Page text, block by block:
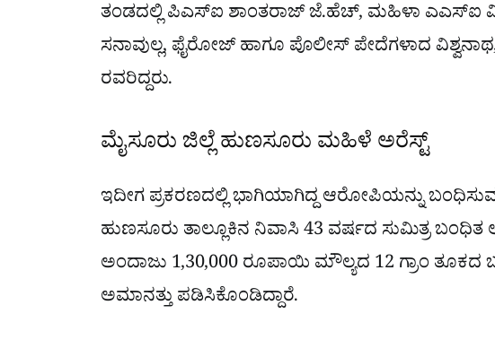
ತಂಡದಲ್ಲಿ ಪಿಎಸ್ಐ ಶಾಂತರಾಜ್ ಜೆ.ಹೆಚ್, ಮಹಿಳಾ ಎಎಸ್ಐ
ಸನಾವುಲ್ಲ, ಫೈರೋಜ್ ಹಾಗೂ ಪೊಲೀಸ್ ಪೇದೆಗಳಾದ
ರವರಿದ್ದರು.
ಮೈಸೂರು ಜಿಲ್ಲೆ ಹುಣಸೂರು ಮಹಿಳೆ ಅರೆಸ್ಟ್​
ಇದೀಗ ಪ್ರಕರಣದಲ್ಲಿ ಭಾಗಿಯಾಗಿದ್ದ ಆರೋಪಿಯನ್ನು
ಹುಣಸೂರು ತಾಲ್ಲೂಕಿನ ನಿವಾಸಿ 43 ವರ್ಷದ ಸುಮಿತ್ರ
ಅಂದಾಜು 1,30,000 ರೂಪಾಯಿ ಮೌಲ್ಯದ 12 ಗ್ರಾಂ ತೂಕದ
ಅಮಾನತ್ತು ಪಡಿಸಿಕೊಂಡಿದ್ದಾರೆ.